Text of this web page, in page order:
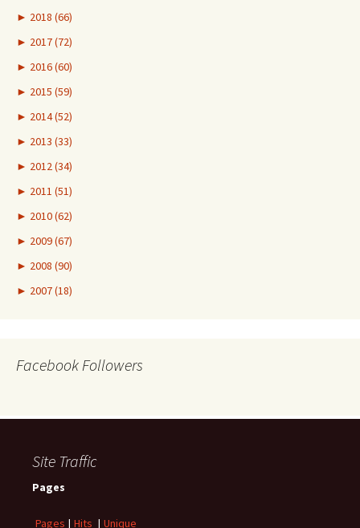
► 2018 (66)
► 2017 (72)
► 2016 (60)
► 2015 (59)
► 2014 (52)
► 2013 (33)
► 2012 (34)
► 2011 (51)
► 2010 (62)
► 2009 (67)
► 2008 (90)
► 2007 (18)
Facebook Followers
Site Traffic
Pages
Pages | Hits | Unique